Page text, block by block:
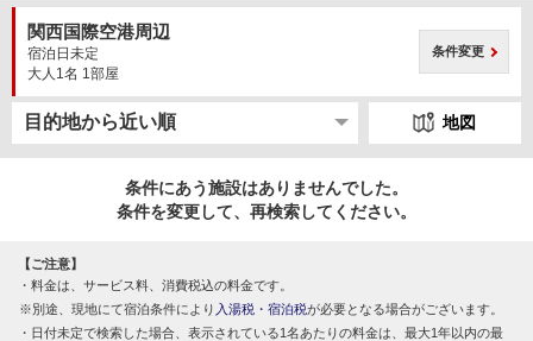
関西国際空港周辺
宿泊日未定
大人1名 1部屋
条件変更
地図
条件にあう施設はありませんでした。
条件を変更して、再検索してください。
【ご注意】
料金は、サービス料、消費税込の料金です。
別途、現地にて宿泊条件により 入湯税・宿泊税が必要となる場合がございます。
日付未定で検索した場合、表示されている1名あたりの料金は、最大1年以内の最